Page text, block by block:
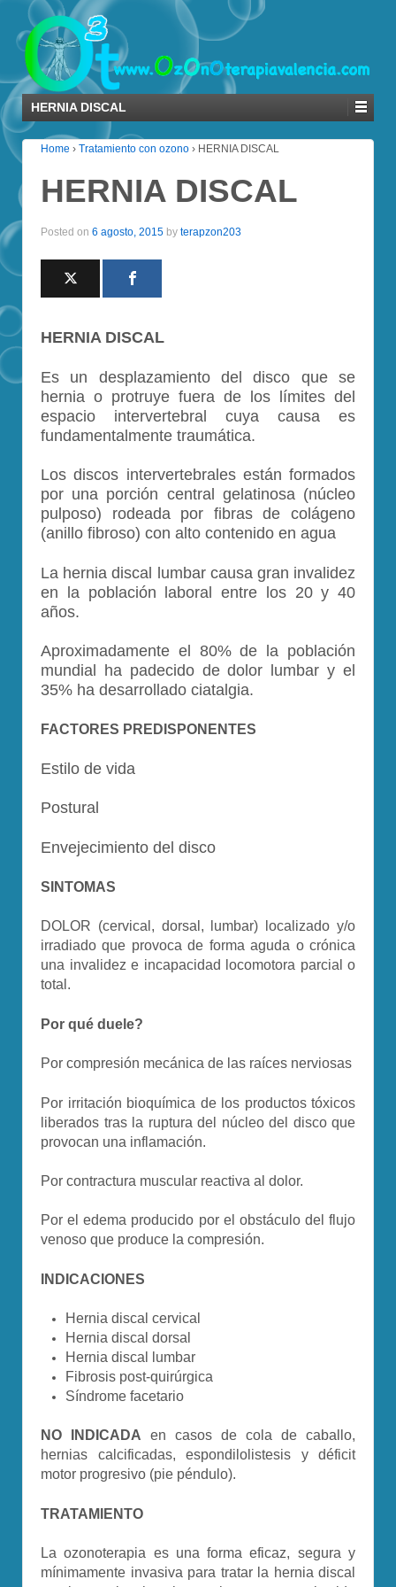
HERNIA DISCAL
Home › Tratamiento con ozono › HERNIA DISCAL
HERNIA DISCAL
Posted on 6 agosto, 2015 by terapzon203
HERNIA DISCAL
Es un desplazamiento del disco que se
hernia o protruye fuera de los límites del
espacio intervertebral cuya causa es
fundamentalmente traumática.
Los discos intervertebrales están formados
por una porción central gelatinosa (núcleo
pulposo) rodeada por fibras de colágeno
(anillo fibroso) con alto contenido en agua
La hernia discal lumbar causa gran invalidez
en la población laboral entre los 20 y 40
años.
Aproximadamente el 80% de la población
mundial ha padecido de dolor lumbar y el
35% ha desarrollado ciatalgia.
FACTORES PREDISPONENTES
Estilo de vida
Postural
Envejecimiento del disco
SINTOMAS
DOLOR (cervical, dorsal, lumbar) localizado y/o
irradiado que provoca de forma aguda o crónica
una invalidez e incapacidad locomotora parcial o
total.
Por qué duele?
Por compresión mecánica de las raíces nerviosas
Por irritación bioquímica de los productos tóxicos
liberados tras la ruptura del núcleo del disco que
provocan una inflamación.
Por contractura muscular reactiva al dolor.
Por el edema producido por el obstáculo del flujo
venoso que produce la compresión.
INDICACIONES
Hernia discal cervical
Hernia discal dorsal
Hernia discal lumbar
Fibrosis post-quirúrgica
Síndrome facetario
NO INDICADA en casos de cola de caballo,
hernias calcificadas, espondilolistesis y déficit
motor progresivo (pie péndulo).
TRATAMIENTO
La ozonoterapia es una forma eficaz, segura y
mínimamente invasiva para tratar la hernia discal